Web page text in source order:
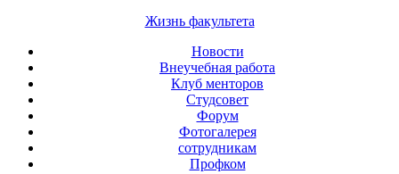
Жизнь факультета
Новости
Внеучебная работа
Клуб менторов
Студсовет
Форум
Фотогалерея
сотрудникам
Профком